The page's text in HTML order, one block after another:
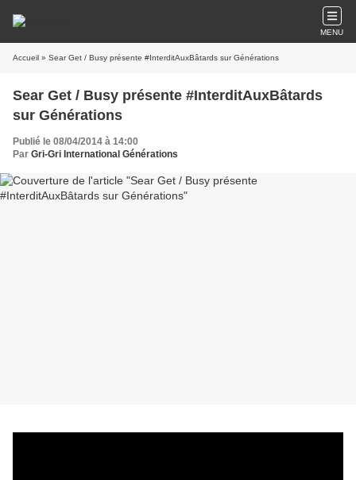
MENU
Accueil » Sear Get / Busy présente #InterditAuxBâtards sur Générations
Sear Get / Busy présente #InterditAuxBâtards
sur Générations
Publié le 08/04/2014 à 14:00
Par Gri-Gri International Générations